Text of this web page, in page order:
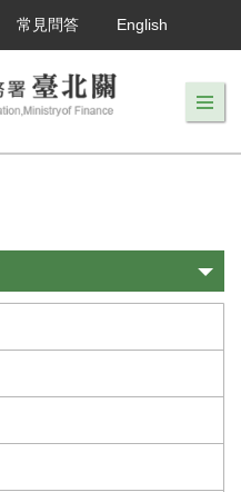
常見問答 English